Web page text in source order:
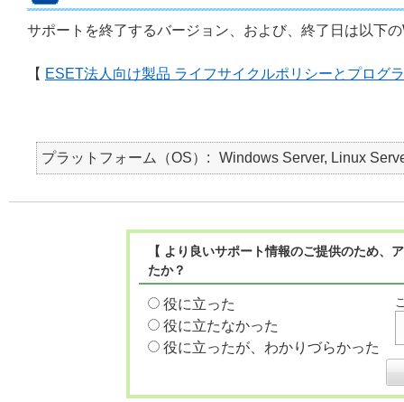
サポートを終了するバージョン、および、終了日は以下
【 ESET法人向け製品 ライフサイクルポリシーとプログ
プラットフォーム（OS） Windows Server, Linux
【 より良いサポート情報のご提供のため
たか？
役に立った
役に立たなかった
役に立ったが、わかりづらかった